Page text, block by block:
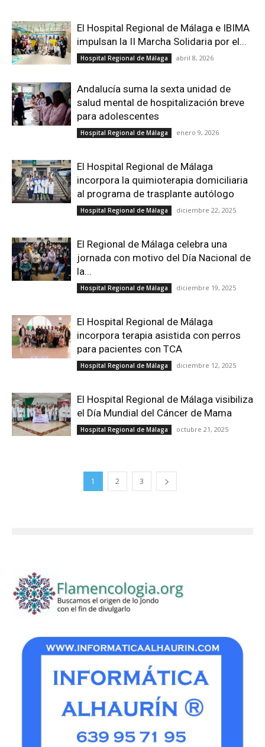
El Hospital Regional de Málaga e IBIMA
impulsan la II Marcha Solidaria por el...
Hospital Regional de Málaga abril 8, 2026
Andalucía suma la sexta unidad de
salud mental de hospitalización breve
para adolescentes
Hospital Regional de Málaga enero 9, 2026
El Hospital Regional de Málaga
incorpora la quimioterapia domiciliaria
al programa de trasplante autólogo
Hospital Regional de Málaga diciembre 22, 2025
El Regional de Málaga celebra una
jornada con motivo del Día Nacional de
la...
Hospital Regional de Málaga diciembre 19, 2025
El Hospital Regional de Málaga
incorpora terapia asistida con perros
para pacientes con TCA
Hospital Regional de Málaga diciembre 12, 2025
El Hospital Regional de Málaga visibiliza
el Día Mundial del Cáncer de Mama
Hospital Regional de Málaga octubre 21, 2025
1 2 3